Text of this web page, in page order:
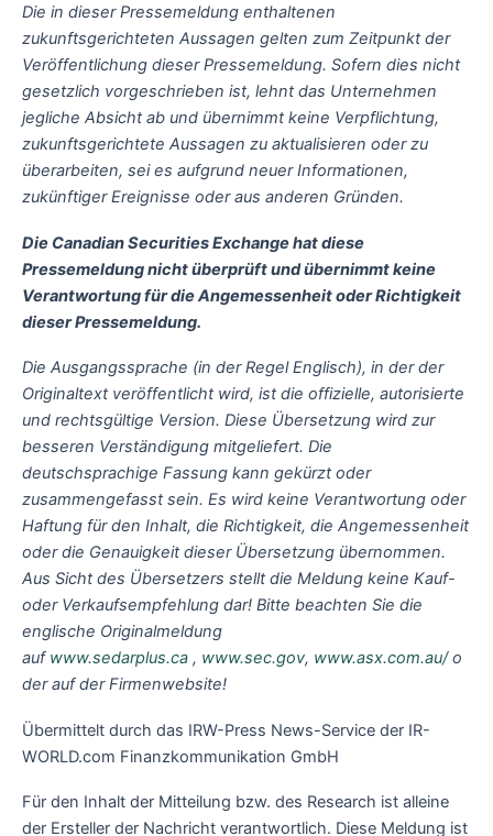
Die in dieser Pressemeldung enthaltenen
zukunftsgerichteten Aussagen gelten zum Zeitpunkt der
Veröffentlichung dieser Pressemeldung. Sofern dies nicht
gesetzlich vorgeschrieben ist, lehnt das Unternehmen
jegliche Absicht ab und übernimmt keine Verpflichtung,
zukunftsgerichtete Aussagen zu aktualisieren oder zu
überarbeiten, sei es aufgrund neuer Informationen,
zukünftiger Ereignisse oder aus anderen Gründen.
Die Canadian Securities Exchange hat diese
Pressemeldung nicht überprüft und übernimmt keine
Verantwortung für die Angemessenheit oder Richtigkeit
dieser Pressemeldung.
Die Ausgangssprache (in der Regel Englisch), in der der
Originaltext veröffentlicht wird, ist die offizielle, autorisierte
und rechtsgültige Version. Diese Übersetzung wird zur
besseren Verständigung mitgeliefert. Die
deutschsprachige Fassung kann gekürzt oder
zusammengefasst sein. Es wird keine Verantwortung oder
Haftung für den Inhalt, die Richtigkeit, die Angemessenheit
oder die Genauigkeit dieser Übersetzung übernommen.
Aus Sicht des Übersetzers stellt die Meldung keine Kauf-
oder Verkaufsempfehlung dar! Bitte beachten Sie die
englische Originalmeldung
auf www.sedarplus.ca , www.sec.gov, www.asx.com.au/o
der auf der Firmenwebsite!
Übermittelt durch das IRW-Press News-Service der IR-
WORLD.com Finanzkommunikation GmbH
Für den Inhalt der Mitteilung bzw. des Research ist alleine
der Ersteller der Nachricht verantwortlich. Diese Meldung ist